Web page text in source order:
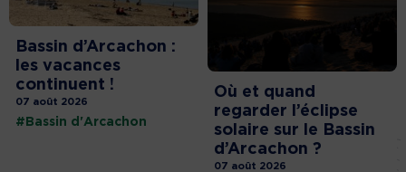
Bassin d’Arcachon :
les vacances
continuent !
07 août 2026
#Bassin d'Arcachon
Où et quand
regarder l’éclipse
solaire sur le Bassin
d’Arcachon ?
07 août 2026